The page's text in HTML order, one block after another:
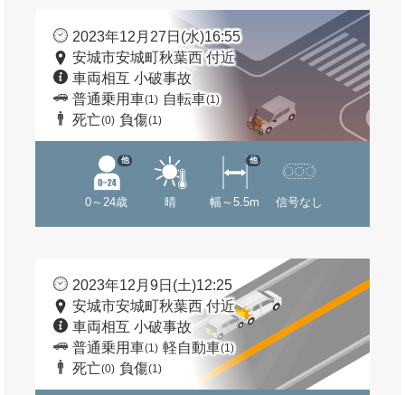
2023年12月27日(水)16:55
安城市安城町秋葉西 付近
車両相互 小破事故
普通乗用車(1) 自転車(1)
死亡(0) 負傷(1)
0～24歳
他
晴 幅～5.5m
他
信号なし
2023年12月9日(土)12:25
安城市安城町秋葉西 付近
車両相互 小破事故
普通乗用車(1) 軽自動車(1)
死亡(0) 負傷(1)